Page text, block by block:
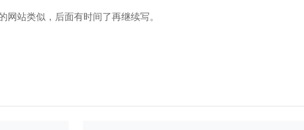
站类似，后面有时间了再继续写。